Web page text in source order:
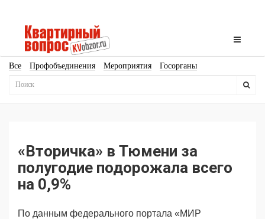
Все Профобъединения Мероприятия Госорганы
Новостройки
Продвижение
Ещё
«Вторичка» в Тюмени за
полугодие подорожала всего
на 0,9%
По данным федерального портала «МИР